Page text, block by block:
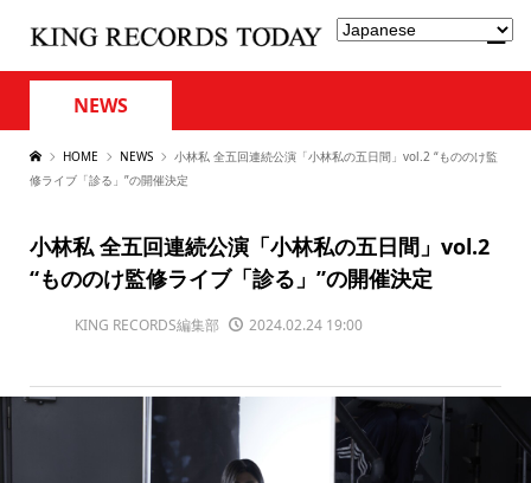
NEWS
HOME NEWS
小林私 全五回連続公演「小林私の五日間」vol.2 “もののけ監
修ライブ「診る」”の開催決定
小林私 全五回連続公演「小林私の五日間」vol.2
“もののけ監修ライブ「診る」”の開催決定
KING RECORDS編集部 2024.02.24 19:00